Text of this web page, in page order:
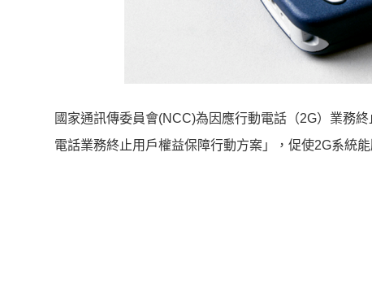
國家通訊傳委員會(NCC)為因應行動電話（2G）業務
電話業務終止用戶權益保障行動方案」，促使2G系統